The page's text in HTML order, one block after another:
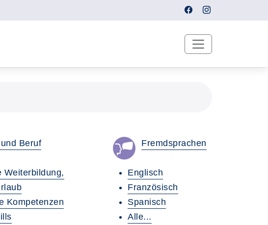
Beruf
Weiterbildung,
Kompetenzen
Fremdsprachen
Englisch
Französisch
Spanisch
Alle...